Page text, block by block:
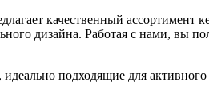
качественный
дизайна. Работая с нами, вы
подходящие для